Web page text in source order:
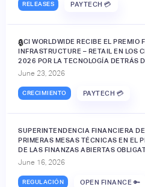
RELEASES PAYTECH 💳
ACI WORLDWIDE RECIBE EL PREMIO
INFRASTRUCTURE – RETAIL EN LOS
2026 POR LA TECNOLOGÍA DETRÁS
June 23, 2026
CRECIMIENTO PAYTECH 💳
🔒
SUPERINTENDENCIA FINANCIERA
PRIMERAS MESAS TÉCNICAS EN EL
DE LAS FINANZAS ABIERTAS
June 16, 2026
REGULACIÓN OPEN FINANCE 🔑